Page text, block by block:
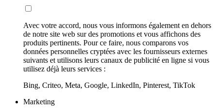
Avec votre accord, nous vous informons également en dehors
de notre site web sur des promotions et vous affichons des
produits pertinents. Pour ce faire, nous comparons vos
données personnelles cryptées avec les fournisseurs externes
suivants et utilisons leurs canaux de publicité en ligne si vous
utilisez déjà leurs services :
Bing, Criteo, Meta, Google, LinkedIn, Pinterest, TikTok
Marketing